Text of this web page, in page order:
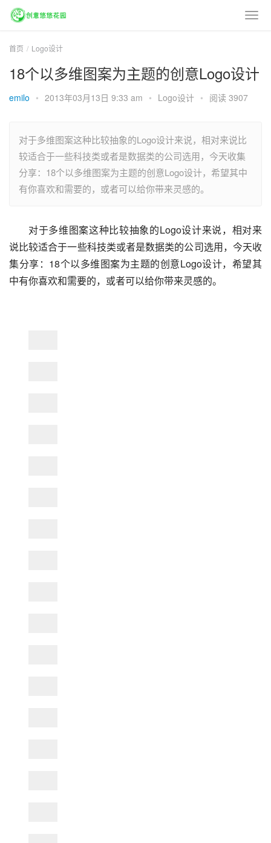
首页 Logo设计
18个以多维图案为主题的创意Logo设计
emilo • 2013年03月13日 9:33 am • Logo设计 • 阅读 3907
对于多维图案这种比较抽象的Logo设计来说，相对来说比
较适合于一些科技类或者是数据类的公司选用，今天收集
分享：18个以多维图案为主题的创意Logo设计，希望其中
有你喜欢和需要的，或者可以给你带来灵感的。
对于多维图案这种比较抽象的Logo设计来说，相对来
说比较适合于一些科技类或者是数据类的公司选用，今天收
集分享：18个以多维图案为主题的创意Logo设计，希望其
中有你喜欢和需要的，或者可以给你带来灵感的。